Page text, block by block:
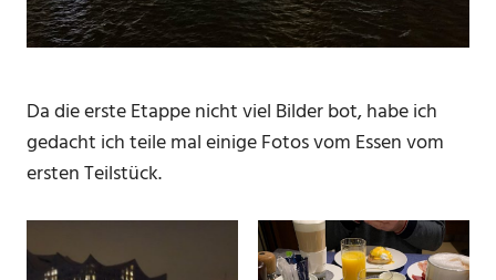
Da die erste Etappe nicht viel Bilder bot, habe ich
gedacht ich teile mal einige Fotos vom Essen vom
ersten Teilstück.